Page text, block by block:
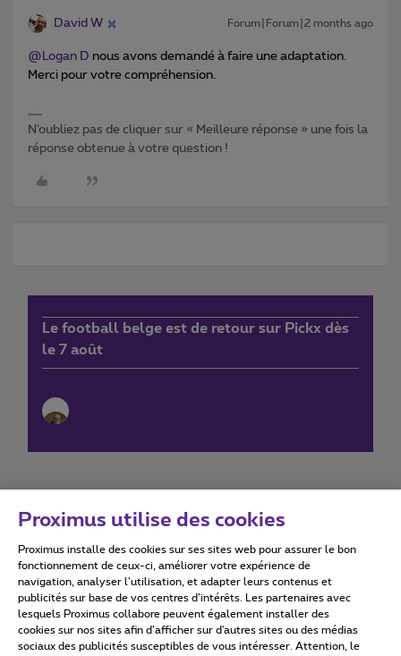
David W Forum|Forum|2 months ago
@Logan D nous avons demandé à faire une adaptation.
Merci pour votre compréhension.
N’oubliez pas de cliquer sur « Meilleure réponse » une fois la
réponse obtenue à votre question !
Le football belge est de retour sur Pickx dès
le 7 août
Conditions d'utilisation Accessibility statement
Proximus utilise des cookies
Proximus installe des cookies sur ses sites web pour assurer le bon
fonctionnement de ceux-ci, améliorer votre expérience de
navigation, analyser l’utilisation, et adapter leurs contenus et
publicités sur base de vos centres d’intérêts. Les partenaires avec
lesquels Proximus collabore peuvent également installer des
cookies sur nos sites afin d’afficher sur d'autres sites ou des médias
sociaux des publicités susceptibles de vous intéresser. Attention, le